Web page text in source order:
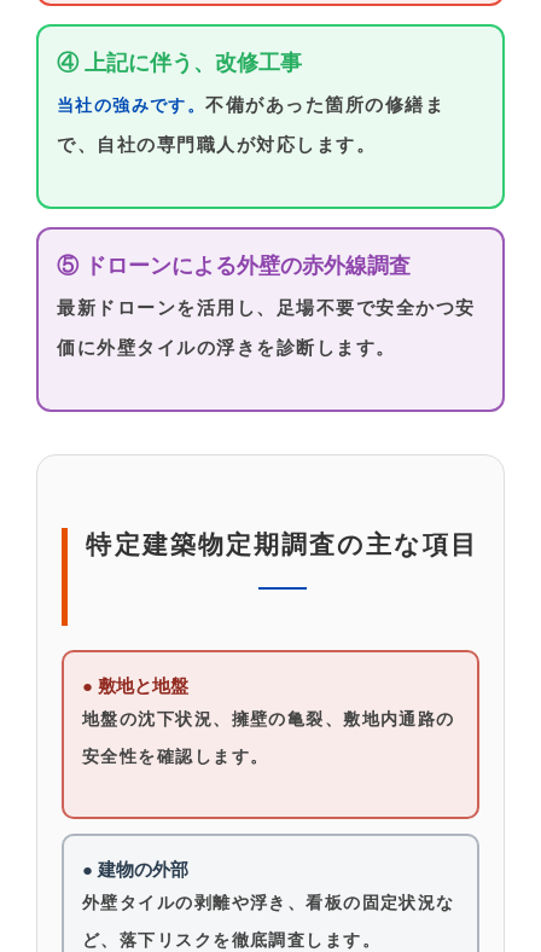
④ 上記に伴う、改修工事
当社の強みです。不備があった箇所の修繕ま
で、自社の専門職人が対応します。
⑤ ドローンによる外壁の赤外線調査
最新ドローンを活用し、足場不要で安全かつ安
価に外壁タイルの浮きを診断します。
特定建築物定期調査の主な項目
● 敷地と地盤
地盤の沈下状況、擁壁の亀裂、敷地内通路の
安全性を確認します。
● 建物の外部
外壁タイルの剥離や浮き、看板の固定状況な
ど、落下リスクを徹底調査します。